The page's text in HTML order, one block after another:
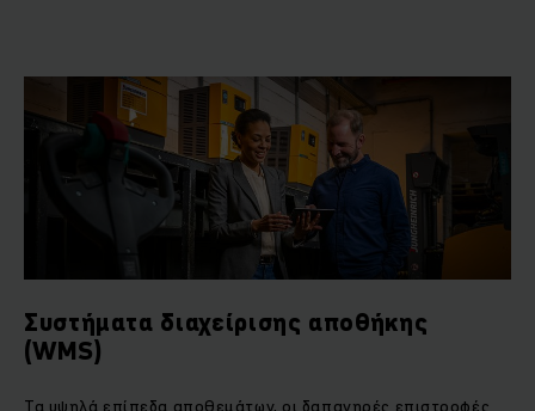
Συστήματα διαχείρισης αποθήκης
(WMS)
Τα υψηλά επίπεδα αποθεμάτων, οι δαπανηρές επιστροφές